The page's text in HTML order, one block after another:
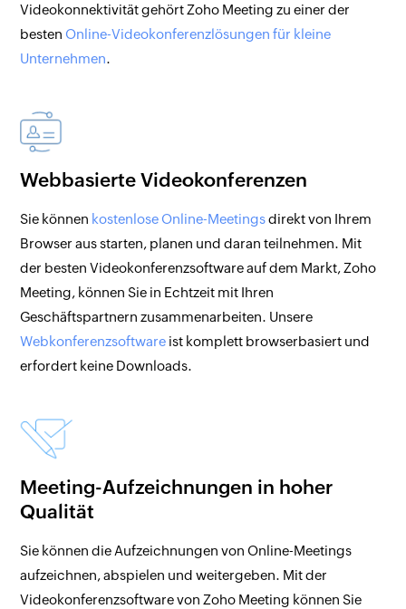
Videokonnektivität gehört Zoho Meeting zu einer der
bestenOnline-Videokonferenzlösungen für kleine
Unternehmen.
Webbasierte Videokonferenzen
Sie können kostenlose Online-Meetingsdirekt von Ihrem
Browser aus starten, planen und daran teilnehmen. Mit
der besten Videokonferenzsoftware auf dem Markt, Zoho
Meeting, können Sie in Echtzeit mit Ihren
Geschäftspartnern zusammenarbeiten. Unsere
Webkonferenzsoftware ist komplett browserbasiert und
erfordert keine Downloads.
Meeting-Aufzeichnungen in hoher
Qualität
Sie können die Aufzeichnungen von Online-Meetings
aufzeichnen, abspielen und weitergeben. Mit der
Videokonferenzsoftware von Zoho Meeting können Sie